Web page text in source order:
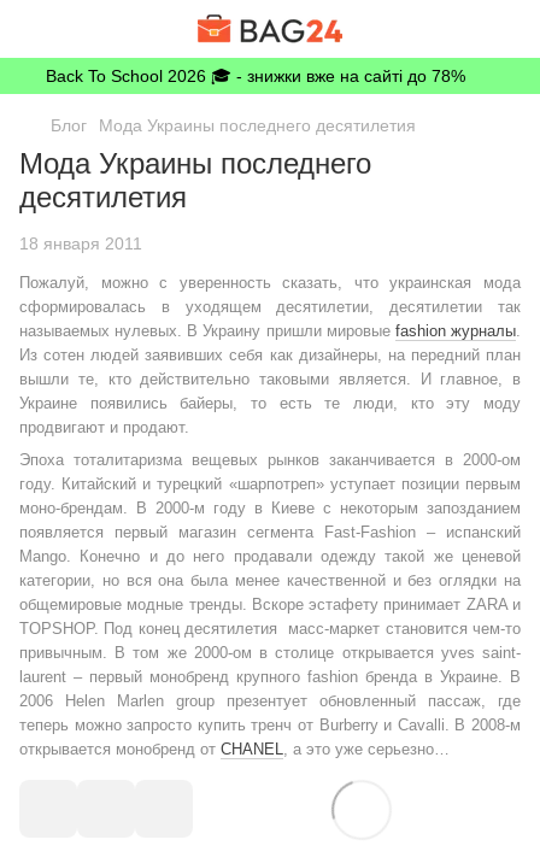
Back To School 2026 🎓 - знижки вже на сайті до 78%
Блог Мода Украины последнего десятилетия
Мода Украины последнего
десятилетия
18 января 2011
Пожалуй, можно с уверенность сказать, что украинская мода
сформировалась в уходящем десятилетии, десятилетии так
называемых нулевых. В Украину пришли мировые fashion журналы.
Из сотен людей заявивших себя как дизайнеры, на передний план
вышли те, кто действительно таковыми является. И главное, в
Украине появились байеры, то есть те люди, кто эту моду
продвигают и продают.
Эпоха тоталитаризма вещевых рынков заканчивается в 2000-ом
году. Китайский и турецкий «шарпотреп» уступает позиции первым
моно-брендам. В 2000-м году в Киеве с некоторым запозданием
появляется первый магазин сегмента Fast-Fashion – испанский
Mango. Конечно и до него продавали одежду такой же ценевой
категории, но вся она была менее качественной и без оглядки на
общемировые модные тренды. Вскоре эстафету принимает ZARA и
TOPSHOP. Под конец десятилетия масс-маркет становится чем-то
привычным. В том же 2000-ом в столице открывается yves saint-
laurent – первый монобренд крупного fashion бренда в Украине. В
2006 Helen Marlen group презентует обновленный пассаж, где
теперь можно запросто купить тренч от Burberry и Cavalli. В 2008-м
открывается монобренд от CHANEL, а это уже серьезно…